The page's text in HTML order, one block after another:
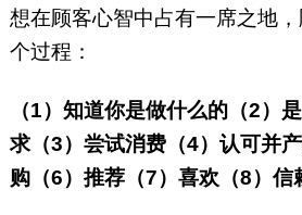
想在顾客心智中占有一席之地
个过程：
（1）知道你是做什么的（2）
求（3）尝试消费（4）认可并
购（6）推荐（7）喜欢（8）信